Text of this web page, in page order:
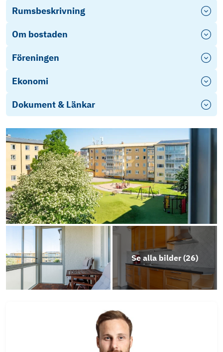
Rumsbeskrivning
Om bostaden
Föreningen
Ekonomi
Dokument & Länkar
Årsredovisning-2024-2025
Energideklaration
Stadgar
Energideklaration Östbygatan 7A-B
Energideklaration Östbygatan 9A-D
Se alla bilder (26)